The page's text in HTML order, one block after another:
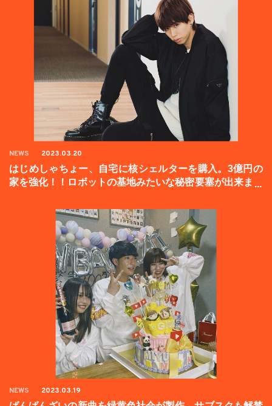
NEWS 2023.03.20
はじめしゃちょー、自宅に核シェルターを購入。3億円の
家を強化！！ロボットの基地みたいな秘密要塞が出来まし
NEWS 2023.03.19